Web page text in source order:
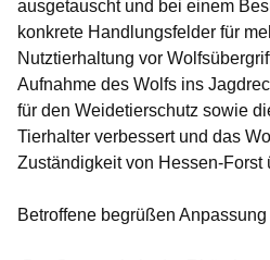
ausgetauscht und bei einem
konkrete Handlungsfelder für
Nutztierhaltung vor
Aufnahme des Wolfs ins
für den Weidetierschutz sowie
Tierhalter verbessert und das
Zuständigkeit von Hessen-Forst
Betroffene begrüßen